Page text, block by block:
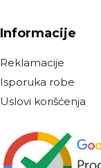
Informacije
Reklamacije
Isporuka robe
Uslovi korišćenja